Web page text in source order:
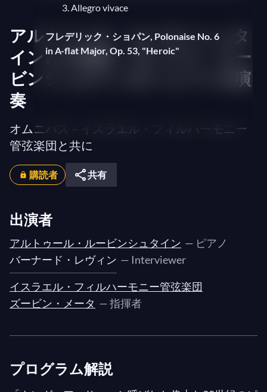
3. Allegro vivace
フレデリック・ショパン, Polonaise No. 6
in A-flat Major, Op. 53, "Heroic"
アルトゥール・ルービンシュタ
インとの対話 — ボーナス：ルー
ビンシュタインがショパンを演
奏
オムニバス – イスラエル・フィルハーモニー
管弦楽団と共に
購読者 共有
出演者
アルトゥール・ルービンシュタイン — ピアノ
バーナード・レヴィン — Interviewer
イスラエル・フィルハーモニー管弦楽団
ズービン・メータ — 指揮者
プログラム解説